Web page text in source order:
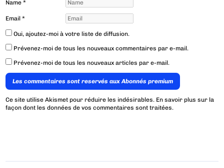
Name*
Email*
Oui, ajoutez-moi à votre liste de diffusion.
Prévenez-moi de tous les nouveaux commentaires par e-mail.
Prévenez-moi de tous les nouveaux articles par e-mail.
Les commentaires sont reservés aux Abonnés premium
Ce site utilise Akismet pour réduire les indésirables. En savoir plus sur la
façon dont les données de vos commentaires sont traitées.